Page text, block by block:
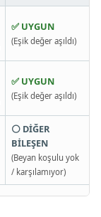
✅ UYGUN
(Eşik değer aşıldı)
✅ UYGUN
(Eşik değer aşıldı)
⚪ DİĞER
BİLEŞEN
(Beyan koşulu yok
/ karşılamıyor)